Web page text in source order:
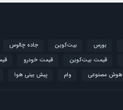
بورس بیت‌کوین
جاده چالوس
قیمت بیت‌کوین قیمت خودرو
هوش مصنوعی وام پیش بینی هوا